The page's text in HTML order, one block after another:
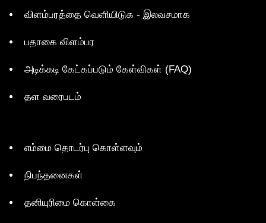
விளம்பரத்தை வெளியிடுக - இலவசமாக
பதாகை விளம்பர
அடிக்கடி கேட்கப்படும் கேள்விகள் (FAQ)
தள வரைபடம்
எம்மை தொடர்பு கொள்ளவும்
நிபந்தனைகள்
தனியுரிமை கொள்கை